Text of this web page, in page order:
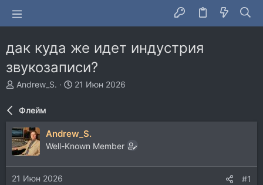
дак куда же идет индустрия
звукозаписи?
А
р
т
е
Andrew_S.
Д
а
ч
21 Июн 2026
Флейм
Andrew_S.
Well-Known Member
21 Июн 2026 #1